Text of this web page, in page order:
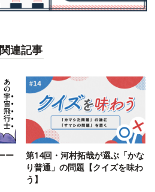
関連記事
ー
第14回・河村拓哉が選ぶ「かな
り普通」の問題【クイズを味わ
う】